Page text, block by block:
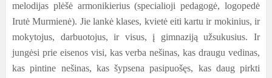
melodijas plėšė armonikierius (specialioji pedagogė, logopedė
Irutė Murmienė). Jie lankė klases, kvietė eiti kartu ir mokinius, ir
mokytojus, darbuotojus, ir visus, į gimnaziją užsukusius. Ir
jungėsi prie eisenos visi, kas verba nešinas, kas draugu vedinas,
kas pintine nešinas, kas šypsena pasipuošęs, kas daug pirkti